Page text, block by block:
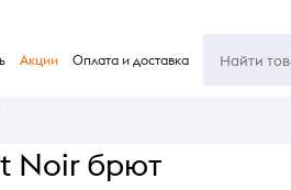
Акции Оплата и доставка
Noir брют